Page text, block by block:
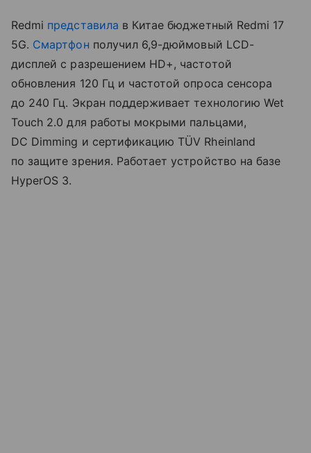
Redmi представила в Китае бюджетный Redmi 17
5G. Смартфон получил 6,9-дюймовый LCD-
дисплей с разрешением HD+, частотой
обновления 120 Гц и частотой опроса сенсора
до 240 Гц. Экран поддерживает технологию Wet
Touch 2.0 для работы мокрыми пальцами,
DC Dimming и сертификацию TÜV Rheinland
по защите зрения. Работает устройство на базе
HyperOS 3.